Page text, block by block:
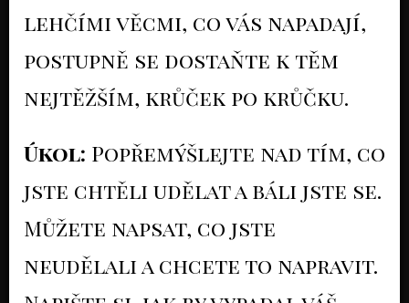
lehčími věcmi, co vás napadají,
postupně se dostaňte k těm
nejtěžším, krůček po krůčku.
Úkol: Popřemýšlejte nad tím, co
jste chtěli udělat a báli jste se.
Můžete napsat, co jste
neudělali a chcete to napravit.